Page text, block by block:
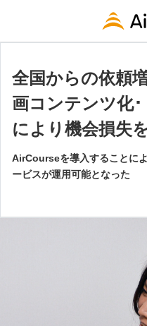
全国からの依頼
画コンテンツ化
により機会損失
AirCourseを導入することに
ービスが運用可能となった